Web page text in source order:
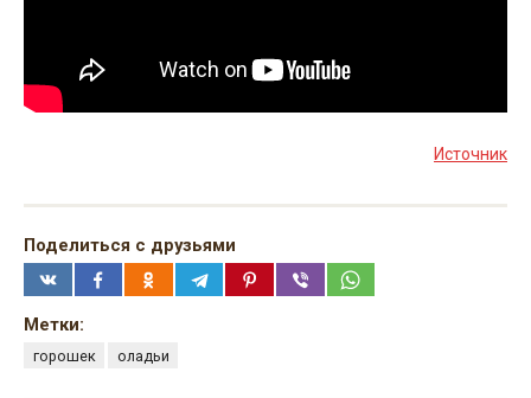
Источник
Поделиться с друзьями
Метки:
горошек оладьи